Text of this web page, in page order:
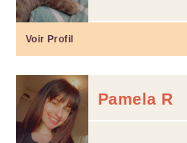
Voir Profil
Pamela R